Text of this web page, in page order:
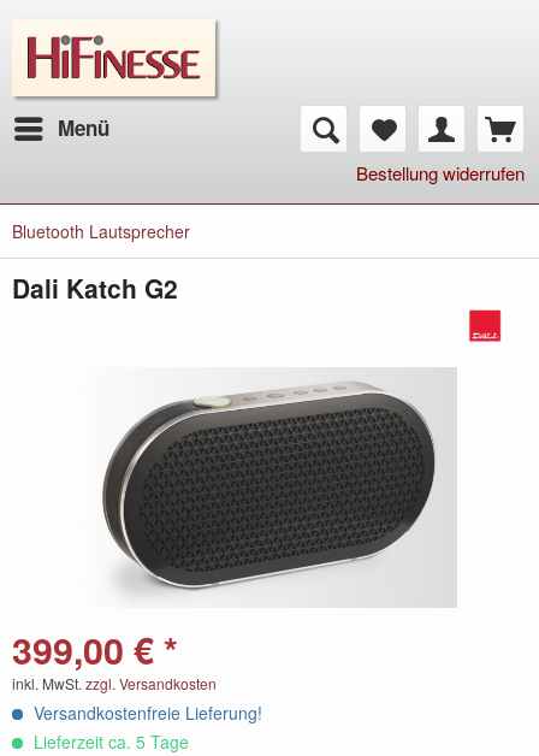
Menü
Bestellung widerrufen
Bluetooth Lautsprecher
Dali Katch G2
399,00 € *
inkl. MwSt. zzgl. Versandkosten
Versandkostenfreie Lieferung!
Lieferzeit ca. 5 Tage